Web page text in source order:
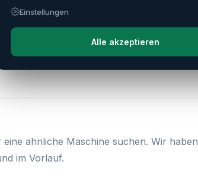
ähnliche Maschine suchen. Wir haben
im Vorlauf.
Einstellungen
Alle akzeptieren